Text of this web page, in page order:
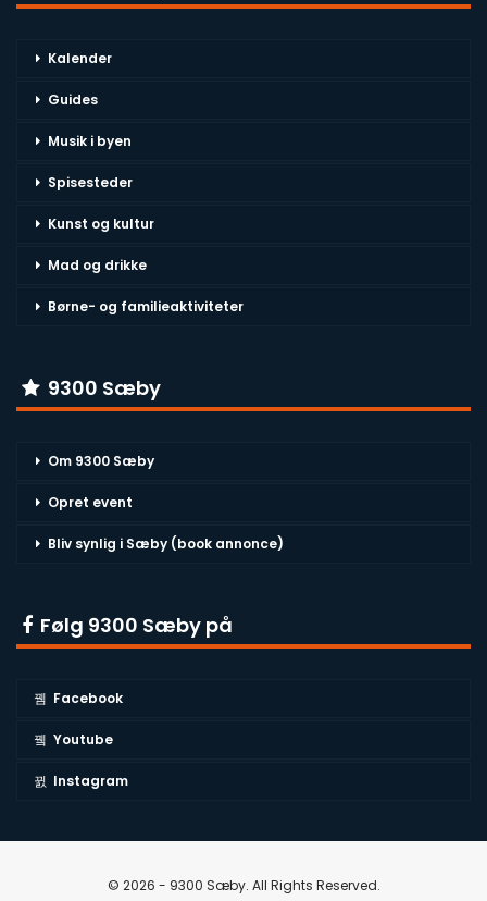
Kalender
Guides
Musik i byen
Spisesteder
Kunst og kultur
Mad og drikke
Børne- og familieaktiviteter
9300 Sæby
Om 9300 Sæby
Opret event
Bliv synlig i Sæby (book annonce)
Følg 9300 Sæby på
Facebook
Youtube
Instagram
© 2026 - 9300 Sæby. All Rights Reserved.